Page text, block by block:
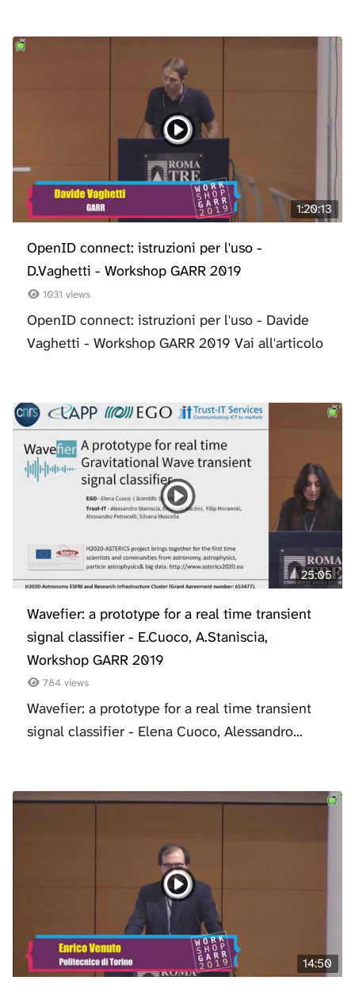
1:20:13
OpenID connect: istruzioni per l'uso -
D.Vaghetti - Workshop GARR 2019
1031 views
OpenID connect: istruzioni per l'uso - Davide
Vaghetti - Workshop GARR 2019 Vai all'articolo
25:05
Wavefier: a prototype for a real time transient
signal classifier - E.Cuoco, A.Staniscia,
Workshop GARR 2019
784 views
Wavefier: a prototype for a real time transient
signal classifier - Elena Cuoco, Alessandro...
14:50